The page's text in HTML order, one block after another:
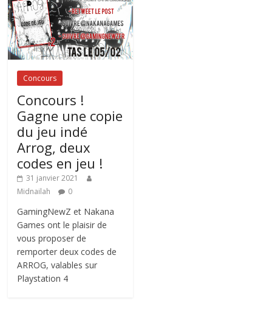
Concours
Concours !
Gagne une copie
du jeu indé
Arrog, deux
codes en jeu !
31 janvier 2021
Midnailah
0
GamingNewZ et Nakana
Games ont le plaisir de
vous proposer de
remporter deux codes de
ARROG, valables sur
Playstation 4